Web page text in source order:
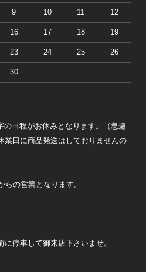
9 10 11 12
16 17 18 19
23 24 25 26
30
の日程がお休みとなります。（急遽
業日に商品発送はしておりませんの
らの営業となります。
停車して御来店下さいませ。